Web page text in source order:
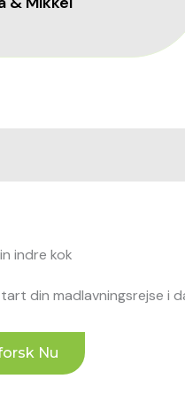
indre kok
din madlavningsrejse i
Nu